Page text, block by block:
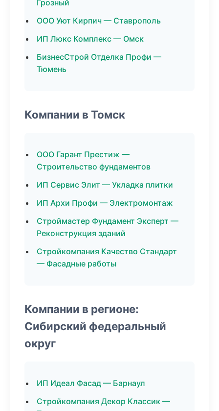
Грозный
ООО Уют Кирпич — Ставрополь
ИП Люкс Комплекс — Омск
БизнесСтрой Отделка Профи —
Тюмень
Компании в Томск
ООО Гарант Престиж —
Строительство фундаментов
ИП Сервис Элит — Укладка плитки
ИП Архи Профи — Электромонтаж
Строймастер Фундамент Эксперт —
Реконструкция зданий
Стройкомпания Качество Стандарт
— Фасадные работы
Компании в регионе:
Сибирский федеральный
округ
ИП Идеал Фасад — Барнаул
Стройкомпания Декор Классик —